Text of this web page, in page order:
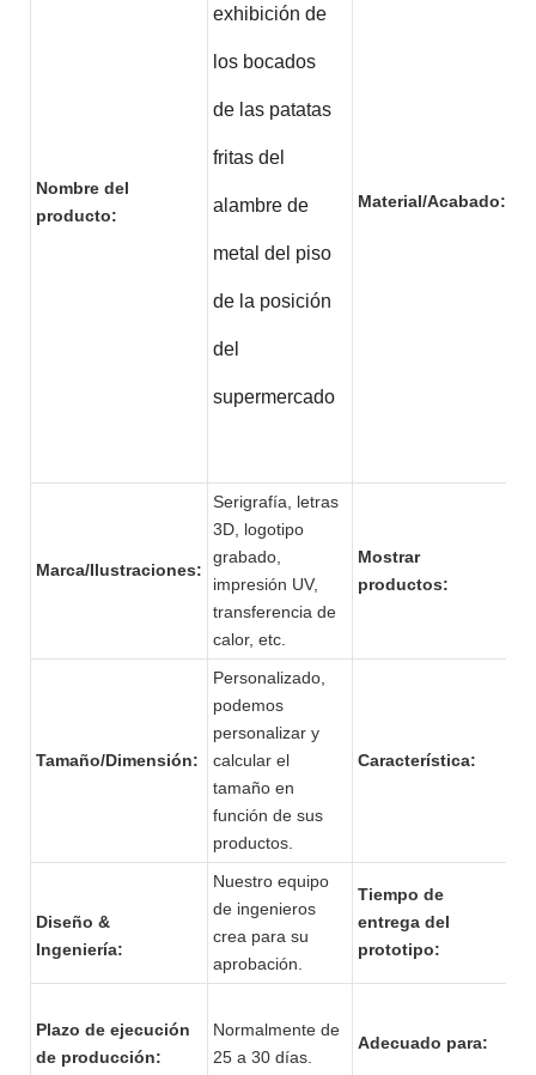
Nombre del
producto:
exhibición de
los bocados
de las patatas
fritas del
alambre de
metal del piso
de la posición
del
supermercado
Material/Acabado:
Marca/Ilustraciones:
Serigrafía, letras
3D, logotipo
grabado,
impresión UV,
transferencia de
calor, etc.
Mostrar
productos:
Tamaño/Dimensión:
Personalizado,
podemos
personalizar y
calcular el
tamaño en
función de sus
productos.
Característica:
Diseño &
Ingeniería:
Nuestro equipo
de ingenieros
crea para su
aprobación.
Tiempo de
entrega del
prototipo:
Plazo de ejecución
de producción:
Normalmente de
25 a 30 días.
Adecuado para: